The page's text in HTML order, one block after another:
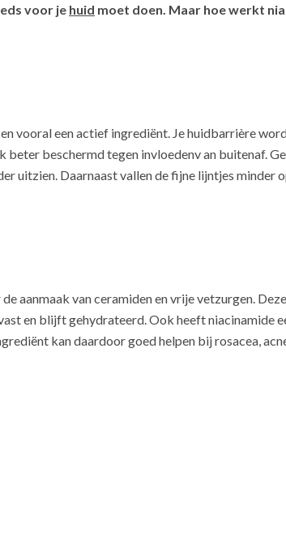
voor je huid moet doen. Maar hoe werkt
vooral een actief ingrediënt. Je huidbarrière
beschermd tegen invloedenv an buitenaf.
uitzien. Daarnaast vallen de fijne lijntjes minder
aanmaak van ceramiden en vrije vetzurgen.
en blijft gehydrateerd. Ook heeft niacinamide
kan daardoor goed helpen bij rosacea,